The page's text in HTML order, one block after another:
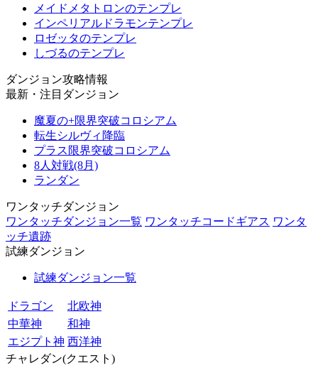
メイドメタトロンのテンプレ
インペリアルドラモンテンプレ
ロゼッタのテンプレ
しづるのテンプレ
ダンジョン攻略情報
最新・注目ダンジョン
魔夏の+限界突破コロシアム
転生シルヴィ降臨
プラス限界突破コロシアム
8人対戦(8月)
ランダン
ワンタッチダンジョン
ワンタッチダンジョン一覧 ワンタッチコードギアス ワンタ
ッチ遺跡
試練ダンジョン
試練ダンジョン一覧
ドラゴン
北欧神
中華神
和神
エジプト神 西洋神
チャレダン(クエスト)